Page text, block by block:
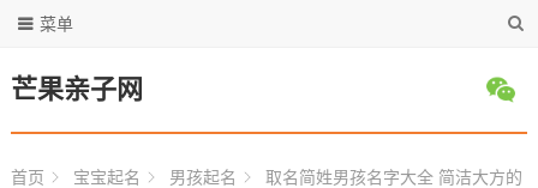
芒果亲子网
菜单
首页 宝宝起名 男孩起名 取名简姓男孩名字大全 简洁大方的